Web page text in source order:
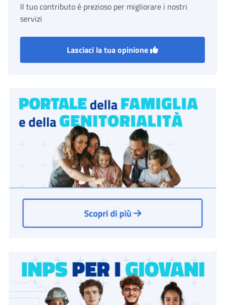
Il tuo contributo è prezioso per migliorare i nostri
servizi
Lasciaci la tua opinione